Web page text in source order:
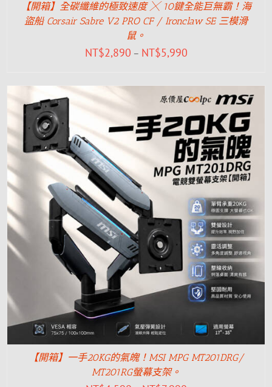
【開箱】全碳纖維的極致速度 ╳ 10鍵全能巨無霸！海
盜船 Corsair Sabre V2 PRO CF / Ironclaw SE 三模滑
鼠。
NT$2,890 – NT$5,990
【開箱】一手20KG的氣魄！MSI MPG MT201DRG/
MT201RG螢幕支架。